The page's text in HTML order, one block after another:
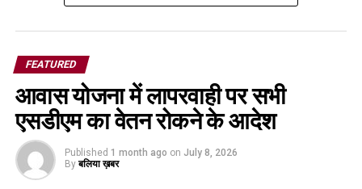
FEATURED
आवास योजना में लापरवाही पर सभी
एसडीएम का वेतन रोकने के आदेश
Published 1 month ago on July 8, 2026
By बलिया ख़बर